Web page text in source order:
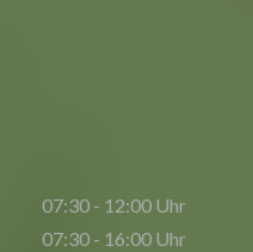
07:30 - 12:00 Uhr
07:30 - 16:00 Uhr